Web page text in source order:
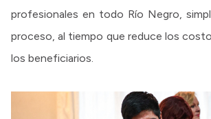
profesionales en todo Río Negro,
proceso, al tiempo que reduce los
los beneficiarios.